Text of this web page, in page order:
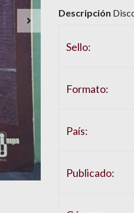
Descripción
Sello:
Formato:
País:
Publicado: